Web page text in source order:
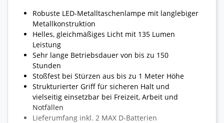
Robuste LED-Metalltaschenlampe mit langlebiger
Metallkonstruktion
Helles, gleichmäßiges Licht mit 135 Lumen
Leistung
Sehr lange Betriebsdauer von bis zu 150
Stunden
Stoßfest bei Stürzen aus bis zu 1 Meter Höhe
Strukturierter Griff für sicheren Halt und
vielseitig einsetzbar bei Freizeit, Arbeit und
Notfällen
Lieferumfang inkl. 2 MAX D-Batterien